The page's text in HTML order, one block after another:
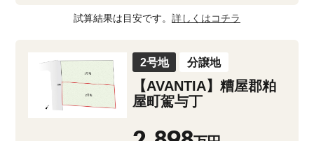
試算結果は目安です。 詳しくはコチラ
2号地 分譲地
【AVANTIA】糟屋郡粕
屋町駕与丁